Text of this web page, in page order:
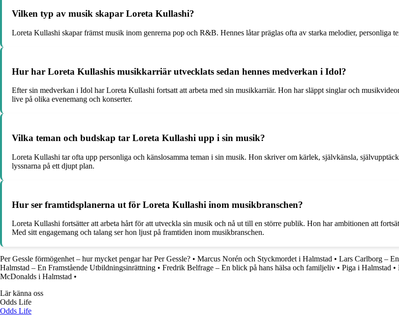
Vilken typ av musik skapar Loreta Kullashi?
Loreta Kullashi skapar främst musik inom genrerna pop och R&B. Hennes låtar präglas ofta av starka melodier, personliga
Hur har Loreta Kullashis musikkarriär utvecklats sedan hennes medverkan i Idol?
Efter sin medverkan i Idol har Loreta Kullashi fortsatt att arbeta med sin musikkarriär. Hon har släppt singlar och
live på olika evenemang och konserter.
Vilka teman och budskap tar Loreta Kullashi upp i sin musik?
Loreta Kullashi tar ofta upp personliga och känslosamma teman i sin musik. Hon skriver om kärlek, självkänsla,
lyssnarna på ett djupt plan.
Hur ser framtidsplanerna ut för Loreta Kullashi inom musikbranschen?
Loreta Kullashi fortsätter att arbeta hårt för att utveckla sin musik och nå ut till en större publik. Hon har ambitionen att
Med sitt engagemang och talang ser hon ljust på framtiden inom musikbranschen.
Per Gessle förmögenhet – hur mycket pengar har Per Gessle? • Marcus Norén och Styckmordet i Halmstad • Lars Carlborg –
Halmstad – En Framstående Utbildningsinrättning • Fredrik Belfrage – En blick på hans hälsa och familjeliv • Piga i Halmstad •
McDonalds i Halmstad •
Lär känna oss
Odds Life
Odds Life